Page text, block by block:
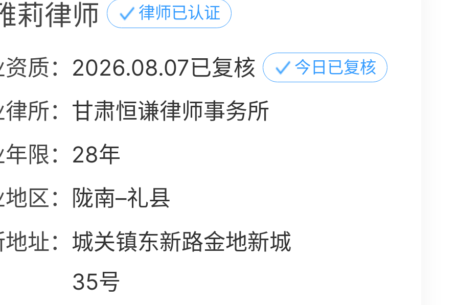
莉律师 律师已认证
质： 2026.08.07已复核 今日已复核
所： 甘肃恒谦律师事务所
限： 28年
区：
陇南–礼县
址： 城关镇东新路金地新城
35号